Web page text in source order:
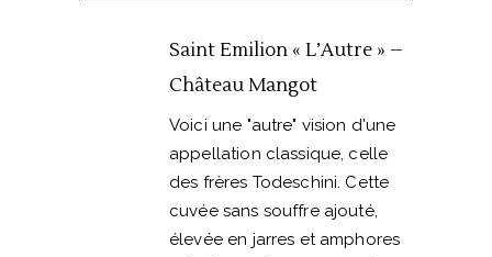
Saint Emilion « L’Autre » –
Château Mangot
Voici une "autre" vision d'une
appellation classique, celle
des frères Todeschini. Cette
cuvée sans souffre ajouté,
élevée en jarres et amphores